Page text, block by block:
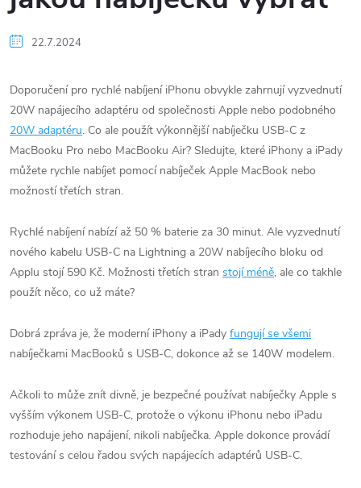
22.7.2024
Doporučení pro rychlé nabíjení iPhonu obvykle zahrnují vyzvednutí
20W napájecího adaptéru od společnosti Apple nebo podobného
20W adaptéru. Co ale použít výkonnější nabíječku USB-C z
MacBooku Pro nebo MacBooku Air? Sledujte, které iPhony a iPady
můžete rychle nabíjet pomocí nabíječek Apple MacBook nebo
možností třetích stran.
Rychlé nabíjení nabízí až 50 % baterie za 30 minut. Ale vyzvednutí
nového kabelu USB-C na Lightning a 20W nabíjecího bloku od
Applu stojí 590 Kč. Možnosti třetích stran stojí méně, ale co takhle
použít něco, co už máte?
Dobrá zpráva je, že moderní iPhony a iPady fungují se všemi
nabíječkami MacBooků s USB-C, dokonce až se 140W modelem.
Ačkoli to může znít divně, je bezpečné používat nabíječky Apple s
vyšším výkonem USB-C, protože o výkonu iPhonu nebo iPadu
rozhoduje jeho napájení, nikoli nabíječka. Apple dokonce provádí
testování s celou řadou svých napájecích adaptérů USB-C.